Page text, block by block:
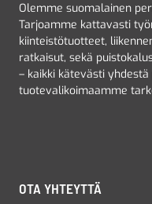
Olemme suomalainen
Tarjoamme kattavasti
kiinteistötuotteet,
ratkaisut, sekä
– kaikki kätevästi
tuotevalikoimaamme
OTA YHTEYTTÄ